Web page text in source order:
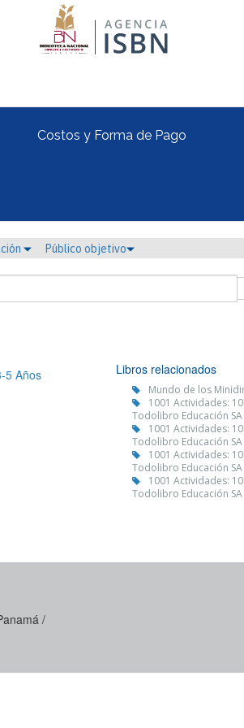
Costos y Forma de Pago
Público objetivo
5 Años
Libros relacionados
Mundo de los
1001 Actividades:
Todolibro Educación SA
1001 Actividades:
Todolibro Educación SA
1001 Actividades:
Todolibro Educación SA
1001 Actividades:
Todolibro Educación SA
/